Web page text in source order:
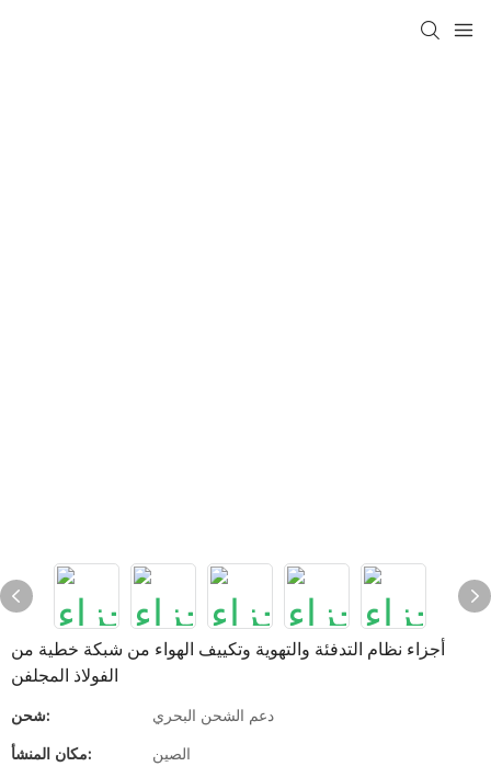
أجزاء نظام التدفئة والتهوية وتكييف الهواء من شبكة خطية من
الفولاذ المجلفن
شحن:
دعم الشحن البحري
مكان المنشأ:
الصين